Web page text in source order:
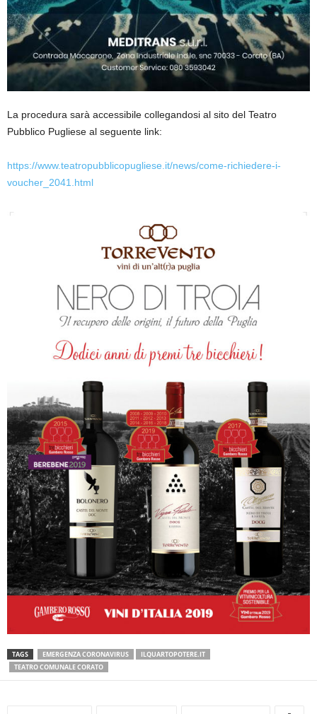
La procedura sarà accessibile collegandosi al sito del Teatro
Pubblico Pugliese al seguente link:
https://www.teatropubblicopugliese.it/news/come-richiedere-i-
voucher_2041.html
TAGS EMERGENZA CORONAVIRUS
ILQUARTOPOTERE.IT
TEATRO COMUNALE CORATO